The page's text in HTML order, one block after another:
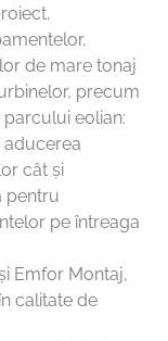
de mare tonaj
precum
eolian:
cât și
pentru
pe întreaga
Emfor Montaj,
calitate de